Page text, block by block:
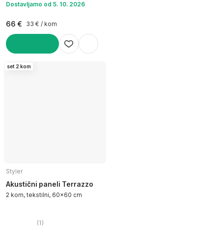
Dostavljamo od 5. 10. 2026
66 € 33 € / kom
set 2 kom
Styler
Akustični paneli Terrazzo
2 kom, tekstilni, 60x60 cm
(1 )